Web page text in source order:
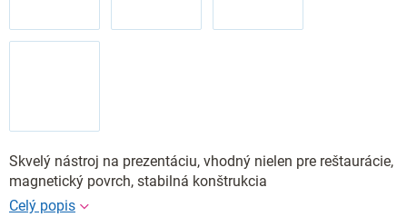
Skvelý nástroj na prezentáciu, vhodný nielen pre reštaurácie,
magnetický povrch, stabilná konštrukcia